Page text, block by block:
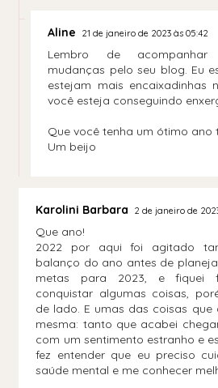
Aline 21 de janeiro de 2023 às 05:42
Lembro de acompanhar
mudanças pelo seu blog. Eu
estejam mais encaixadinhas
você esteja conseguindo
Que você tenha um ótimo ano
Um beijo
Karolini Barbara 2 de janeiro de
Que ano!
2022 por aqui foi agitado
balanço do ano antes de
metas para 2023, e fiquei
conquistar algumas coisas,
de lado. E umas das coisas que
mesma: tanto que acabei
com um sentimento estranho e
fez entender que eu preciso
saúde mental e me conhecer